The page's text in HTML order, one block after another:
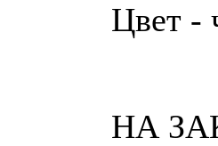
Цвет -
НА